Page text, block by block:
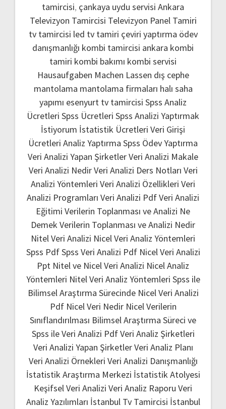
tamircisi, çankaya uydu servisi Ankara
Televizyon Tamircisi Televizyon Panel Tamiri
tv tamircisi led tv tamiri çeviri yaptırma ödev
danışmanlığı kombi tamircisi ankara kombi
tamiri kombi bakımı kombi servisi
Hausaufgaben Machen Lassen dış cephe
mantolama mantolama firmaları halı saha
yapımı esenyurt tv tamircisi Spss Analiz
Ücretleri Spss Ücretleri Spss Analizi Yaptırmak
İstiyorum İstatistik Ücretleri Veri Girişi
Ücretleri Analiz Yaptırma Spss Ödev Yaptırma
Veri Analizi Yapan ŞirketlerVeri Analizi Makale
Veri Analizi NedirVeri Analizi Ders Notları Veri
Analizi Yöntemleri Veri Analizi Özellikleri Veri
Analizi Programları Veri Analizi PdfVeri Analizi
Eğitimi Verilerin Toplanması ve Analizi Ne
Demek Verilerin Toplanması ve Analizi Nedir
Nitel Veri Analizi Nicel Veri Analiz Yöntemleri
Spss PdfSpss Veri Analizi Pdf Nicel Veri Analizi
Ppt Nitel ve Nicel Veri Analizi Nicel Analiz
Yöntemleri Nitel Veri Analiz Yöntemleri Spss ile
Bilimsel Araştırma Sürecinde Nicel Veri Analizi
Pdf Nicel Veri Nedir Nicel Verilerin
Sınıflandırılması Bilimsel Araştırma Süreci ve
Spss ile Veri Analizi PdfVeri Analiz Şirketleri
Veri Analizi Yapan ŞirketlerVeri Analiz Planı
Veri Analizi Örnekleri Veri Analizi Danışmanlığı
İstatistik Araştırma Merkezi İstatistik Atolyesi
Keşifsel Veri Analizi Veri Analiz Raporu Veri
Analiz Yazılımları İstanbul Tv Tamircisi İstanbul